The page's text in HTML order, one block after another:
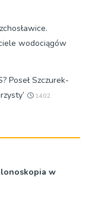
wodociągów
Poseł Szczurek-
14:02
w